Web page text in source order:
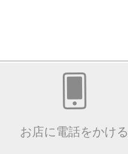
お店に電話をかける